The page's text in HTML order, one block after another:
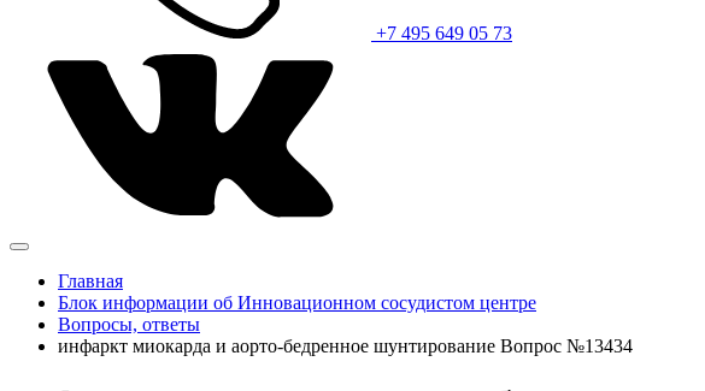
+7 495 649 05 73
Главная
Блок информации об Инновационном сосудистом центре
Вопросы, ответы
инфаркт миокарда и аорто-бедренное шунтирование Вопрос №13434